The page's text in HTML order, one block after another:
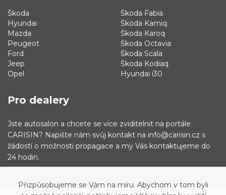
Škoda
Hyundai
Mazda
Peugeot
Ford
Jeep
Opel
Škoda Fabia
Škoda Kamiq
Škoda Karoq
Škoda Octavia
Škoda Scala
Škoda Kodiaq
Hyundai i30
Pro dealery
Jste autosalon a chcete se více zviditelnit na portále
CARISIN? Napište nám svůj kontakt na info@carisin.cz s
žádostí o možnosti propagace a my Vás kontaktujeme do
24 hodin.
Přizpůsobujeme se Vám na míru. Abychom v tom byli